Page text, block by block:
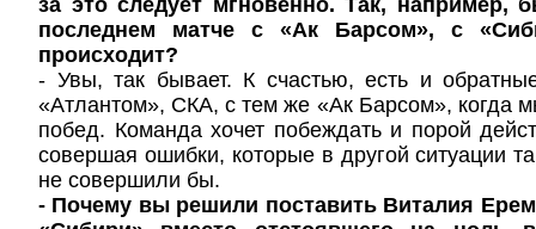
за это следует мгновенно. Так, например,
последнем матче с «Ак Барсом», с
происходит?
- Увы, так бывает. К счастью, есть и
«Атлантом», СКА, с тем же «Ак Барсом», когда
побед. Команда хочет побеждать и порой
совершая ошибки, которые в другой ситуации
не совершили бы.
- Почему вы решили поставить Виталия